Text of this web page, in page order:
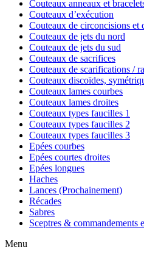
Couteaux anneaux et
Couteaux d’exécution
Couteaux de circoncisions et
Couteaux de jets du nord
Couteaux de jets du sud
Couteaux de sacrifices
Couteaux de scarifications /
Couteaux discoïdes,
Couteaux lames courbes
Couteaux lames droites
Couteaux types faucilles 1
Couteaux types faucilles 2
Couteaux types faucilles 3
Epées courbes
Epées courtes droites
Epées longues
Haches
Lances (Prochainement)
Récades
Sabres
Sceptres & commandements
Menu